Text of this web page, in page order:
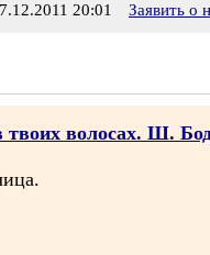
20:01 Заявить о
волосах. Ш.